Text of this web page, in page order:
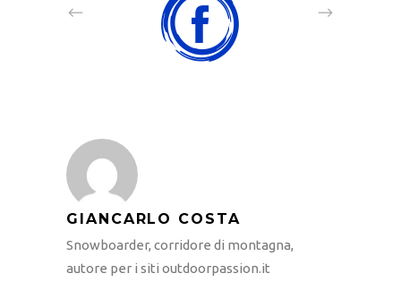
GIANCARLO COSTA
Snowboarder, corridore di montagna,
autore per i siti outdoorpassion.it